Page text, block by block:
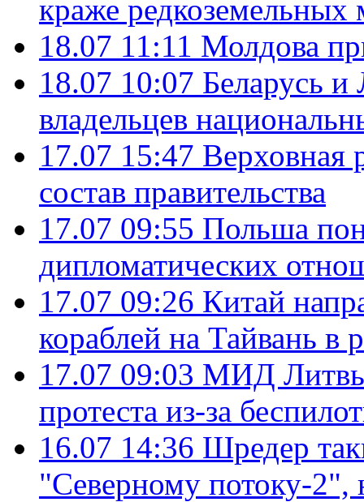
краже редкоземельных
18.07 11:11 Молдова
18.07 10:07 Беларусь
владельцев
17.07 15:47 Верховная
состав правительства
17.07 09:55 Польша
дипломатических
17.07 09:26 Китай
кораблей на Тайвань в
17.07 09:03 МИД Литвы
протеста из-за
16.07 14:36 Шредер
"Северному потоку-2",